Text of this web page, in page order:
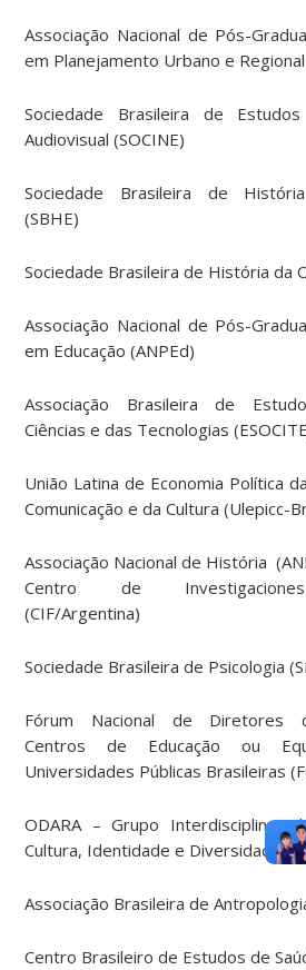
Associação Nacional de Pós-
em Planejamento Urbano e
Sociedade Brasileira de
Audiovisual (SOCINE)
Sociedade Brasileira de
(SBHE)
Sociedade Brasileira de História da
Associação Nacional de Pós-
em Educação (ANPEd)
Associação Brasileira de
Ciências e das Tecnologias
União Latina de Economia Política
Comunicação e da Cultura (Ulepicc-
Associação Nacional de História
Centro de
(CIF/Argentina)
Sociedade Brasileira de Psicologia
Fórum Nacional de Diretores
Centros de Educação ou
Universidades Públicas Brasileiras
ODARA – Grupo Interdisciplinar
Cultura, Identidade e Diversidade
Associação Brasileira de
Centro Brasileiro de Estudos de